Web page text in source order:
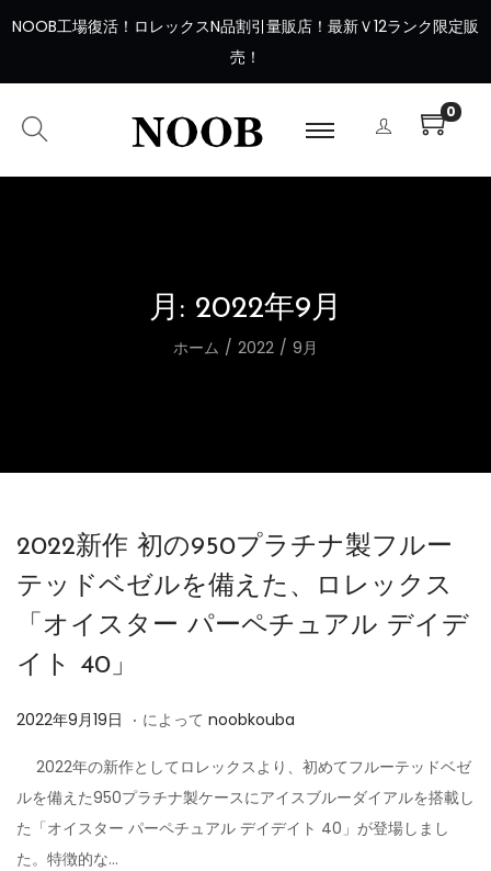
NOOB工場復活 ！ ロレックスN品割引量販店！最新Ｖ12ランク限定販
売！
0
月: 2022年9月
ホーム / 2022 / 9月
2022新作 初の950プラチナ製フルー
テッドベゼルを備えた、ロレックス
「オイスター パーペチュアル デイデ
イト 40」
投
2022年9月19日 2
2
4
年
. によって noobkouba
2022年の新作としてロレックスより、初めてフルーテッドベゼ
ルを備えた950プラチナ製ケースにアイスブルーダイアルを搭載し
た「オイスター パーペチュアル デイデイト 40」が登場しまし
た。特徴的な…